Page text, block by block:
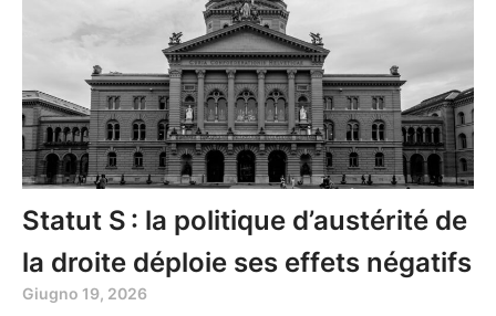
Statut S : la politique d’austérité de
la droite déploie ses effets négatifs
Giugno 19, 2026